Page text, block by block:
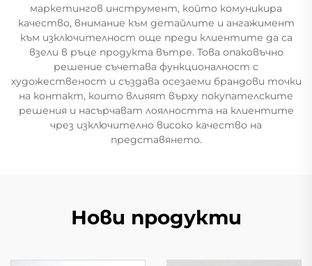
маркетингов инструмент, който комуникира
качество, внимание към детайлите и ангажимент
към изключителност още преди клиентите да са
взели в ръце продукта вътре. Това опаковъчно
решение съчетава функционалност с
художественост и създава осезаеми брандови точки
на контакт, които влияят върху покупателските
решения и насърчават лоялността на клиентите
чрез изключително високо качество на
представянето.
Нови продукти